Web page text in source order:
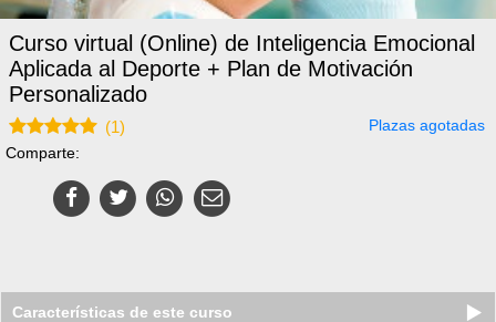
Curso virtual (Online) de Inteligencia Emocional
Aplicada al Deporte + Plan de Motivación
Personalizado
(1)
Plazas agotadas
Comparte:
Características de este curso